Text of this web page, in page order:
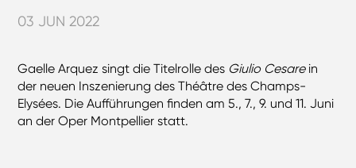
03 JUN 2022
Gaelle Arquez singt die Titelrolle des Giulio Cesarein
der neuen Inszenierung des Théâtre des Champs-
Elysées. Die Aufführungen finden am 5., 7., 9. und 11. Juni
an der Oper Montpellier statt.